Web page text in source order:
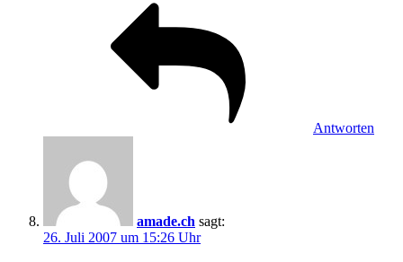
Antworten
amade.ch sagt:
26. Juli 2007 um 15:26 Uhr